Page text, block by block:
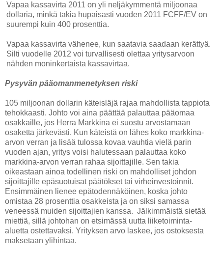
Vapaa kassavirta 2011 on yli neljäkymmentä miljoonaa
dollaria, minkä takia hupaisasti vuoden 2011 FCFF/EV on
suurempi kuin 400 prosenttia.
Vapaa kassavirta vähenee, kun saatavia saadaan kerättyä.
Silti vuodelle 2012 voi turvallisesti olettaa yritysarvoon
nähden moninkertaista kassavirtaa.
Pysyvän pääomanmenetyksen riski
105 miljoonan dollarin käteisläjä rajaa mahdollista tappiota
tehokkaasti. Johto voi aina päättää palauttaa pääomaa
osakkaille, jos Herra Markkina ei suostu arvostamaan
osaketta järkevästi. Kun käteistä on lähes koko markkina-
arvon verran ja lisää tulossa kovaa vauhtia vielä parin
vuoden ajan, yritys voisi halutessaan palauttaa koko
markkina-arvon verran rahaa sijoittajille. Sen takia
oikeastaan ainoa todellinen riski on mahdolliset johdon
sijoittajille epäsuotuisat päätökset tai virheinvestoinnit.
Ensimmäinen lienee epätodennäköinen, koska johto
omistaa 28 prosenttia osakkeista ja on siksi samassa
veneessä muiden sijoittajien kanssa. Jälkimmäistä sietää
miettiä, sillä johtohan on etsimässä uutta liiketoiminta-
aluetta ostettavaksi. Yrityksen arvo laskee, jos ostoksesta
maksetaan ylihintaa.